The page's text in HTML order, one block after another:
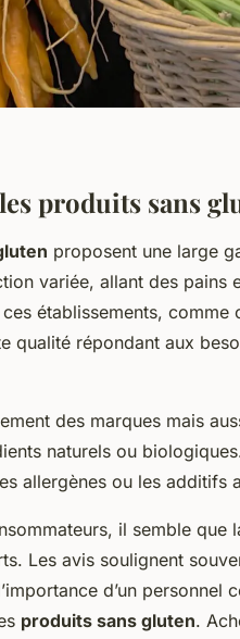
produits sans
proposent une large
variée, allant des pains
établissements, comme
qualité répondant aux
des marques mais
naturels ou
allergènes ou les additifs
il semble que
Les avis soulignent
d’un personnel
produits sans gluten.